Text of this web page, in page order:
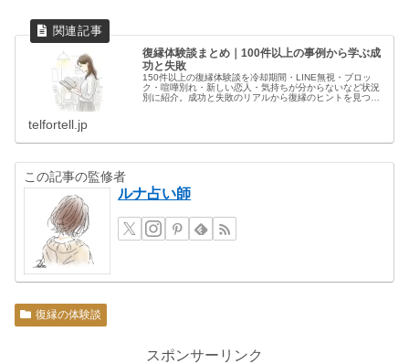
復縁体験談まとめ｜100件以上の事例から学ぶ成
功と失敗
150件以上の復縁体験談を冷却期間・LINE無視・ブロッ
ク・喧嘩別れ・新しい恋人・気持ちが分からないなど状況
別に紹介。成功と失敗のリアルから復縁のヒントを見つけ
telfortell.jp
この記事の監修者
ルナ占い師
復縁の体験談
スポンサーリンク